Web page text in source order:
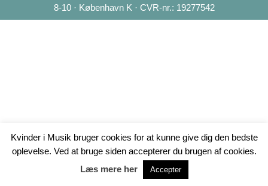
8-10 · København K · CVR-nr.: 19277542
Kvinder i Musik bruger cookies for at kunne give dig den bedste
oplevelse. Ved at bruge siden accepterer du brugen af cookies.
Læs mere her
Accepter